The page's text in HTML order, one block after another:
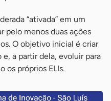
“ativada” em um
pelo menos duas ações
O objetivo inicial é criar
a partir dela, evoluir para
os próprios ELIs.